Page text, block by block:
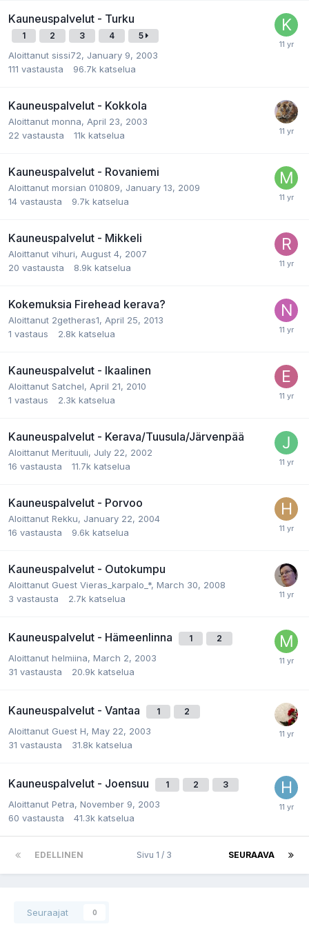
Kauneuspalvelut - Turku
1 2 3 4 5
Aloittanut sissi72, January 9, 2003
111 vastausta 96.7k katselua
Kauneuspalvelut - Kokkola
Aloittanut monna, April 23, 2003
22 vastausta 11k katselua
Kauneuspalvelut - Rovaniemi
Aloittanut morsian 010809, January 13, 2009
14 vastausta 9.7k katselua
Kauneuspalvelut - Mikkeli
Aloittanut vihuri, August 4, 2007
20 vastausta 8.9k katselua
Kokemuksia Firehead kerava?
Aloittanut 2getheras1, April 25, 2013
1 vastaus 2.8k katselua
Kauneuspalvelut - Ikaalinen
Aloittanut Satchel, April 21, 2010
1 vastaus 2.3k katselua
Kauneuspalvelut - Kerava/Tuusula/Järvenpää
Aloittanut Merituuli, July 22, 2002
16 vastausta 11.7k katselua
Kauneuspalvelut - Porvoo
Aloittanut Rekku, January 22, 2004
16 vastausta 9.6k katselua
Kauneuspalvelut - Outokumpu
Aloittanut Guest Vieras_karpalo_*, March 30, 2008
3 vastausta 2.7k katselua
Kauneuspalvelut - Hämeenlinna 1 2
Aloittanut helmiina, March 2, 2003
31 vastausta 20.9k katselua
Kauneuspalvelut - Vantaa 1 2
Aloittanut Guest H, May 22, 2003
31 vastausta 31.8k katselua
Kauneuspalvelut - Joensuu 1 2 3
Aloittanut Petra, November 9, 2003
60 vastausta 41.3k katselua
EDELLINEN SEURAAVA
Sivu 1 / 3
Seuraajat 0